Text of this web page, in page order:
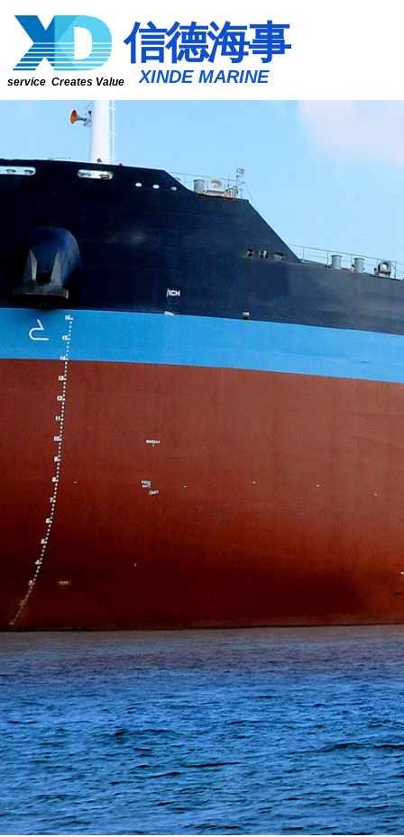
客观资讯 科
打造全球知
​​​​​信​​​​​​德海事
​XINDE MARINE
service Creates Value